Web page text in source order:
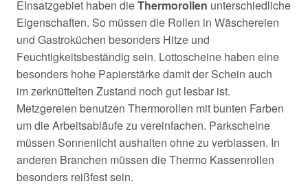
EInsatzgebiet haben dieThermorollen unterschiedliche
Eigenschaften. So müssen die Rollen in Wäschereien
und Gastroküchen besonders Hitze und
Feuchtigkeitsbeständig sein. Lottoscheine haben eine
besonders hohe Papierstärke damit der Schein auch
imzerknüttelten Zustand noch gut lesbar ist.
Metzgereien benutzen Thermorollen mit bunten Farben
um die Arbeitsabläufe zu vereinfachen. Parkscheine
müssen Sonnenlicht aushalten ohne zu verblassen. In
anderen Branchen müssen die Thermo Kassenrollen
besonders reißfest sein.